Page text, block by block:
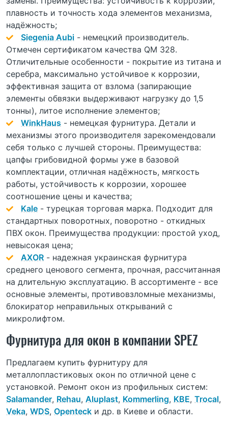
плавность и точность хода элементов механизма,
надёжность;
Siegenia Aubi - немецкий производитель.
Отмечен сертификатом качества QM 328.
Отличительные особенности - покрытие из титана и
серебра, максимально устойчивое к коррозии,
эффективная защита от взлома (запирающие
элементы обвязки выдерживают нагрузку до 1,5
тонны), литое исполнение элементов;
WinkHaus - немецкая фурнитура. Детали и
механизмы этого производителя зарекомендовали
себя только с лучшей стороны. Преимущества:
цапфы грибовидной формы уже в базовой
комплектации, отличная надёжность, мягкость
работы, устойчивость к коррозии, хорошее
соотношение цены и качества;
Kale - турецкая торговая марка. Подходит для
стандартных поворотных, поворотно - откидных
ПВХ окон. Преимущества продукции: простой уход,
невысокая цена;
AXOR - надежная украинская фурнитура
среднего ценового сегмента, прочная, рассчитанная
на длительную эксплуатацию. В ассортименте - все
основные элементы, противовзломные механизмы,
блокиратор неправильных открываний с
микролифтом.
Фурнитура для окон в компании SPEZ
Предлагаем купить фурнитуру для
металлопластиковых окон по отличной цене с
установкой. Ремонт окон из профильных систем:
Salamander, Rehau, Aluplast, Kommerling, KBE, Trocal,
Veka, WDS, Openteck и др. в Киеве и области.